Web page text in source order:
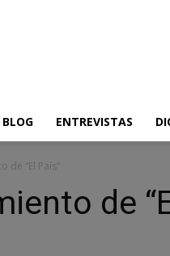
BLOG ENTREVISTAS
de “El País”
de